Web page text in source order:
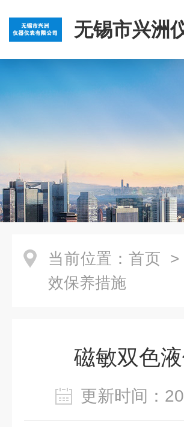
无锡市兴洲
当前位置： 首页 >
效保养措施
磁敏双色
更新时间